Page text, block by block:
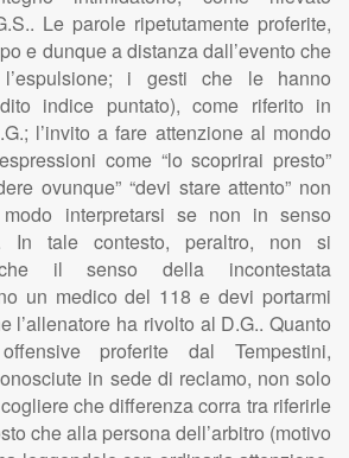
Le parole ripetutamente proferite,
e dunque a distanza dall’evento che
i gesti che le hanno
indice puntato), come riferito in
l’invito a fare attenzione al mondo
come “lo scoprirai presto”
ovunque” “devi stare attento” non
interpretarsi se non in senso
In tale contesto, peraltro, non si
il senso della incontestata
un medico del 118 e devi portarmi
l’allenatore ha rivolto al D.G.. Quanto
proferite dal Tempestini,
in sede di reclamo, non solo
che differenza corra tra riferirle
che alla persona dell’arbitro (motivo